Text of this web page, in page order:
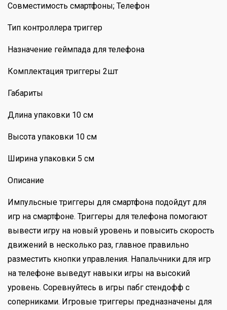
Совместимость смартфоны; Телефон
Тип контроллера триггер
Назначение геймпада для телефона
Комплектация триггеры 2шт
Габариты
Длина упаковки 10 см
Высота упаковки 10 см
Ширина упаковки 5 см
Описание
Импульсные триггеры для смартфона подойдут для
игр на смартфоне. Триггеры для телефона помогают
вывести игру на новый уровень и повысить скорость
движений в несколько раз, главное правильно
разместить кнопки управления. Напальчники для игр
на телефоне выведут навыки игры на высокий
уровень. Соревнуйтесь в игры пабг стендофф с
соперниками. Игровые триггеры предназначены для